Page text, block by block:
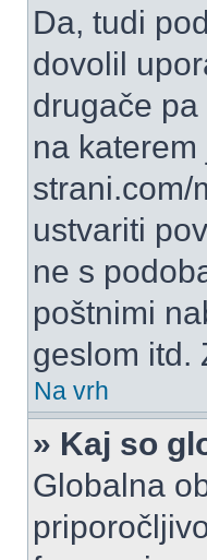
Da, tudi
dovolil
drugače
na
strani.com/
ustvariti
ne s
poštnimi
geslom itd.
Na vrh
» Kaj so
Globalna